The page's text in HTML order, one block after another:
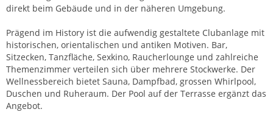
direkt beim Gebäude und in der näheren Umgebung.
Prägend im History ist die aufwendig gestaltete Clubanlage mit
historischen, orientalischen und antiken Motiven. Bar,
Sitzecken, Tanzfläche, Sexkino, Raucherlounge und zahlreiche
Themenzimmer verteilen sich über mehrere Stockwerke. Der
Wellnessbereich bietet Sauna, Dampfbad, grossen Whirlpool,
Duschen und Ruheraum. Der Pool auf der Terrasse ergänzt das
Angebot.